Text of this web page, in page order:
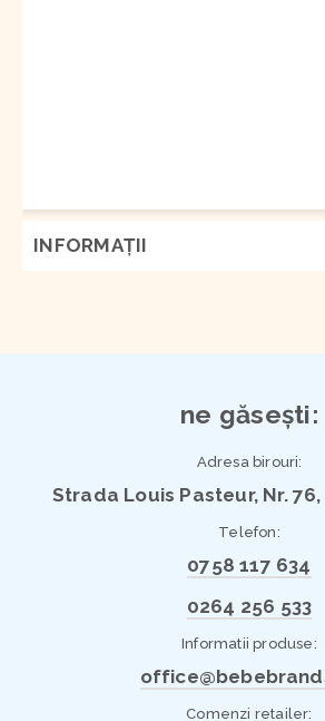
INFORMAŢII
ne găsești:
Adresa birouri:
Strada Louis Pasteur, Nr.
Telefon:
0758 117 634
0264 256 533
Informatii produse:
Comenzi retailer: